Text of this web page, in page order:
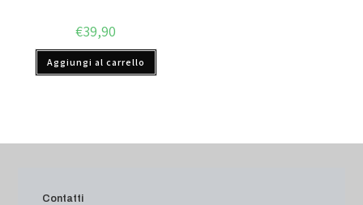
€39,90
Aggiungi al carrello
Contatti